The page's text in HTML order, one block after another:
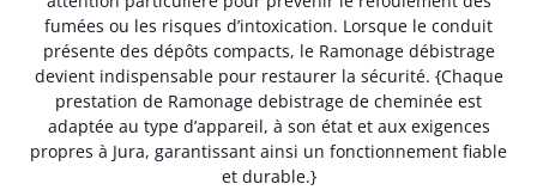
fumées ou les risques d’intoxication. Lorsque le conduit
présente des dépôts compacts, le Ramonage débistrage
devient indispensable pour restaurer la sécurité. {Chaque
prestation de Ramonage debistrage de cheminée est
adaptée au type d’appareil, à son état et aux exigences
propres à Jura, garantissant ainsi un fonctionnement fiable
et durable.}